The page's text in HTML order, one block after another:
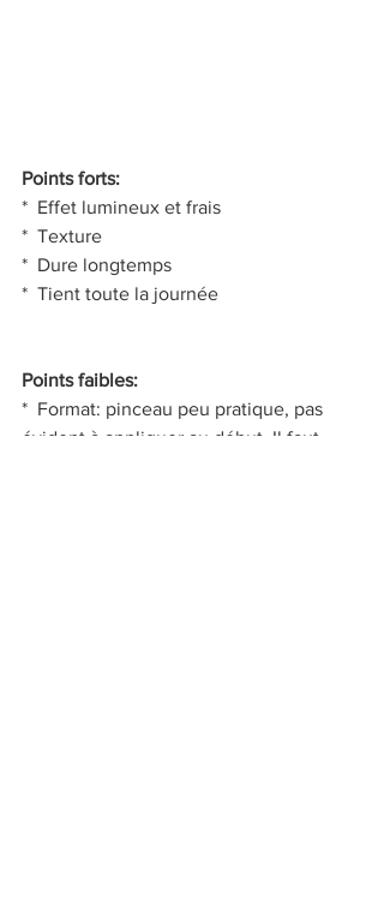
Points forts:
*  Effet lumineux et frais
*  Texture
*  Dure longtemps
*  Tient toute la journée
Points faibles:
*  Format: pinceau peu pratique, pas
évident à appliquer au début. Il faut